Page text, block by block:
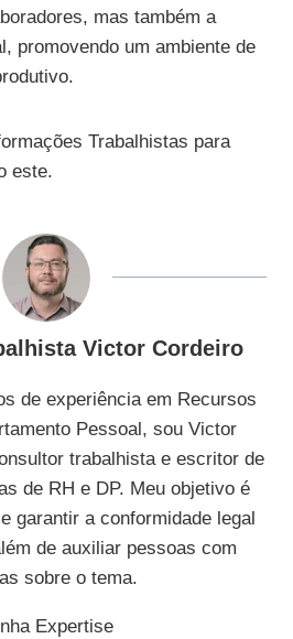
mas também a
promovendo um ambiente de
Trabalhistas para
este.
Victor Cordeiro
de experiência em Recursos
Pessoal, sou Victor
trabalhista e escritor de
de RH e DP. Meu objetivo é
garantir a conformidade legal
de auxiliar pessoas com
sobre o tema.
Expertise